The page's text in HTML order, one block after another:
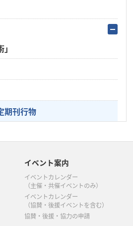
期刊行物
イベント案内
イベントカレンダー
（主催・共催イベントのみ）
イベントカレンダー
（協賛・後援イベントを含む）
協賛・後援・協力の申請